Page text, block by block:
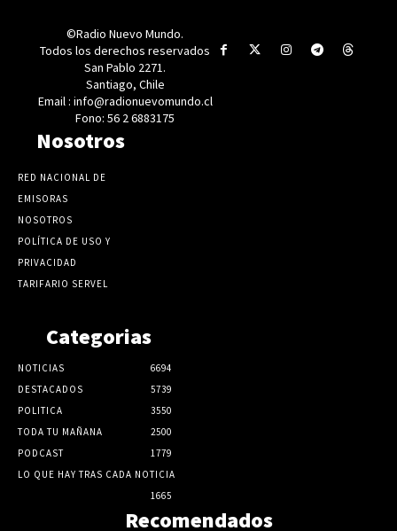
©Radio Nuevo Mundo.
Todos los derechos reservados
San Pablo 2271.
Santiago, Chile
Email : info@radionuevomundo.cl
Fono: 56 2 6883175
Nosotros
RED NACIONAL DE
EMISORAS
NOSOTROS
POLÍTICA DE USO Y
PRIVACIDAD
TARIFARIO SERVEL
Categorias
NOTICIAS
6694
DESTACADOS
5739
POLITICA
3550
TODA TU MAÑANA
2500
PODCAST
1779
LO QUE HAY TRAS CADA NOTICIA
1665
Recomendados